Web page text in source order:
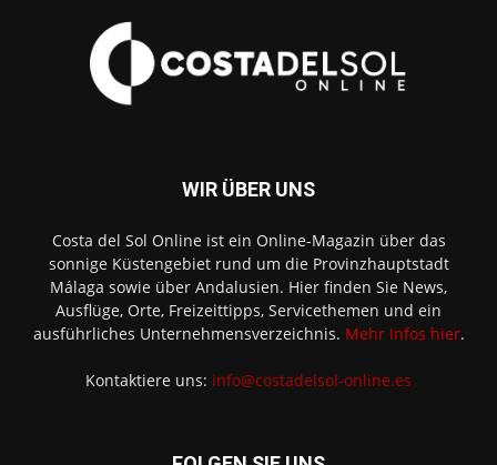
WIR ÜBER UNS
Costa del Sol Online ist ein Online-Magazin über das
sonnige Küstengebiet rund um die Provinzhauptstadt
Málaga sowie über Andalusien. Hier finden Sie News,
Ausflüge, Orte, Freizeittipps, Servicethemen und ein
ausführliches Unternehmensverzeichnis. Mehr Infos hier.
Kontaktiere uns: info@costadelsol-online.es